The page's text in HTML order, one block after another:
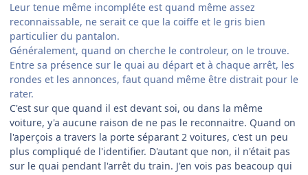
Leur tenue même incompléte est quand même assez
reconnaissable, ne serait ce que la coiffe et le gris bien
particulier du pantalon.
Généralement, quand on cherche le controleur, on le trouve.
Entre sa présence sur le quai au départ et à chaque arrêt, les
rondes et les annonces, faut quand même être distrait pour le
rater.
C'est sur que quand il est devant soi, ou dans la même
voiture, y'a aucune raison de ne pas le reconnaitre. Quand on
l'aperçois a travers la porte séparant 2 voitures, c'est un peu
plus compliqué de l'identifier. D'autant que non, il n'était pas
sur le quai pendant l'arrêt du train. J'en vois pas beacoup qui